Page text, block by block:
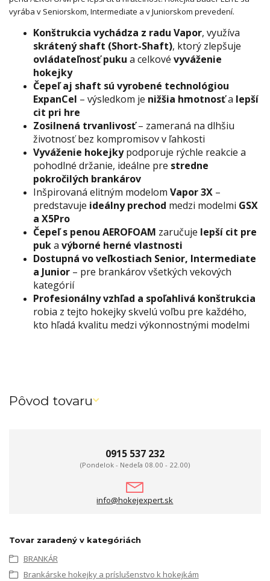
vyrába v Seniorskom, Intermediate a v Juniorskom prevedení.
Konštrukcia vychádza z radu Vapor, využíva
skrátený shaft (Short-Shaft), ktorý zlepšuje
ovládateľnosť puku a celkové vyváženie
hokejky
Čepeľ aj shaft sú vyrobené technológiou
ExpanCel – výsledkom je nižšia hmotnosťa lepší
cit pri hre
Zosilnená trvanlivosť– zameraná na dlhšiu
životnosť bez kompromisov v ľahkosti
Vyváženie hokejkypodporuje rýchle reakcie a
pohodlné držanie, ideálne pre stredne
pokročilých brankárov
Inšpirovaná elitným modelom Vapor 3X –
predstavuje ideálny prechod medzi modelmi GSX
a X5Pro
Čepeľ s penou AEROFOAM zaručuje lepší cit pre
puka výborné herné vlastnosti
Dostupná vo veľkostiach Senior, Intermediate
a Junior – pre brankárov všetkých vekových
kategórií
Profesionálny vzhľad a spoľahlivá konštrukcia
robia z tejto hokejky skvelú voľbu pre každého,
kto hľadá kvalitu medzi výkonnostnými modelmi
Pôvod tovaru
0915 537 232
(Pondelok - Nedeľa 08.00 - 22.00)
info@hokejexpert.sk
Tovar zaradený v kategóriách
BRANKÁR
Brankárske hokejky a príslušenstvo k hokejkám